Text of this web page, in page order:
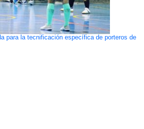
para la tecnificación específica de porteros de